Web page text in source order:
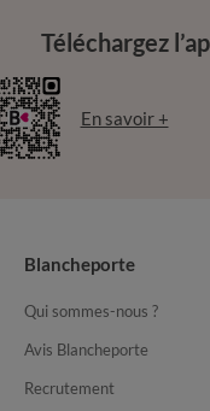
Téléchargez
En savoir +
Blancheporte
Qui sommes-nous ?
Avis Blancheporte
Recrutement